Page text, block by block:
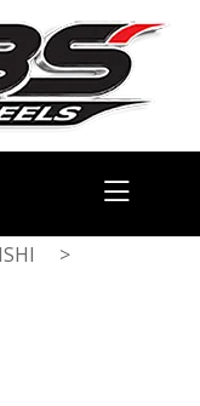
>